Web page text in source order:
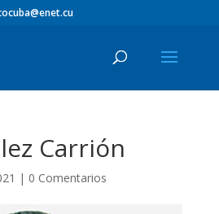
Carrión
| 0 Comentarios